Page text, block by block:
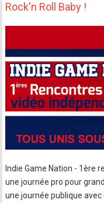
Rock'n Roll Baby !
Indie Game Nation - 1ère
une journée pro pour
une journée publique